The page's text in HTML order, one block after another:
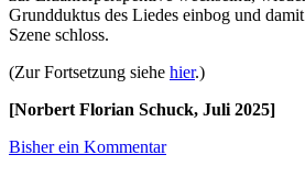
Grundduktus des Liedes einbog und
Szene schloss.
(Zur Fortsetzung siehe hier.)
[Norbert Florian Schuck, Juli 2025]
Bisher ein Kommentar